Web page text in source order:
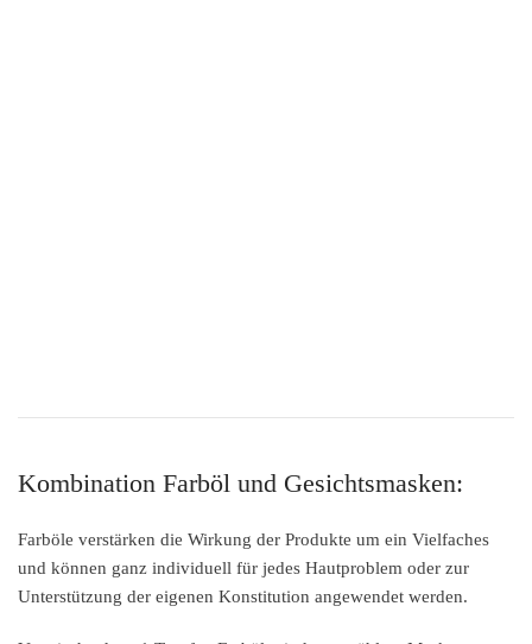
Kombination Farböl und Gesichtsmasken:
Farböle verstärken die Wirkung der Produkte um ein Vielfaches
und können ganz individuell für jedes Hautproblem oder zur
Unterstützung der eigenen Konstitution angewendet werden.